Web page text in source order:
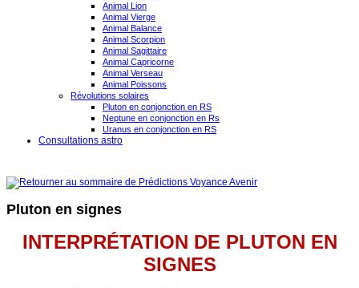
Animal Lion
Animal Vierge
Animal Balance
Animal Scorpion
Animal Sagittaire
Animal Capricorne
Animal Verseau
Animal Poissons
Révolutions solaires
Pluton en conjonction en RS
Neptune en conjonction en Rs
Uranus en conjonction en RS
Consultations astro
Pluton en signes
INTERPRÉTATION DE PLUTON EN
SIGNES